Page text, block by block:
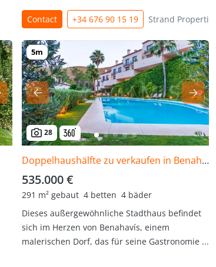
Contact +34 676 90 15 19 Strand
28
Doppelhaushälfte zu verkaufen in Benahavis Centro
535.000 €
291 m² gebaut 4 betten 4 bäder
Dieses außergewöhnliche Stadthaus befindet
sich im Herzen von Benahavís, einem
malerischen Dorf, das für seine Gastronomie ...